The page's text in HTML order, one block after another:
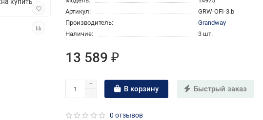
Артикул:
GRW-OFI-3.b
Производитель:
Grandway
Наличие:
3 шт.
13 589 ₽
В корзину Быстрый заказ
0 отзывов